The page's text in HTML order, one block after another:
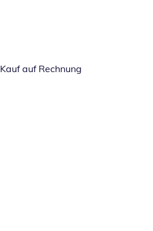
Kauf auf Rechnung